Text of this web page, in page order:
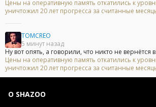
Цены на оперативную память откатились к
уничтожил 20 лет прогресса за считанные
TOMCREO
5 минут назад
Ну вот опять, а говорили, что никто не вернётся
Цены на оперативную память откатились к
уничтожил 20 лет прогресса за считанные
О SHAZOO